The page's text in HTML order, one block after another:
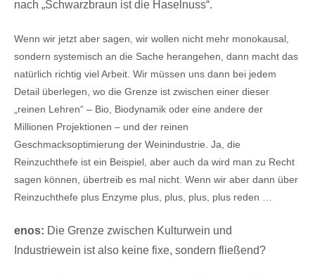
nach „Schwarzbraun ist die Haselnuss“.
Wenn wir jetzt aber sagen, wir wollen nicht mehr monokausal,
sondern systemisch an die Sache herangehen, dann macht das
natürlich richtig viel Arbeit. Wir müssen uns dann bei jedem
Detail überlegen, wo die Grenze ist zwischen einer dieser
„reinen Lehren“ – Bio, Biodynamik oder eine andere der
Millionen Projektionen – und der reinen
Geschmacksoptimierung der Weinindustrie. Ja, die
Reinzuchthefe ist ein Beispiel, aber auch da wird man zu Recht
sagen können, übertreib es mal nicht. Wenn wir aber dann über
Reinzuchthefe plus Enzyme plus, plus, plus, plus reden …
enos: Die Grenze zwischen Kulturwein und
Industriewein ist also keine fixe, sondern fließend?